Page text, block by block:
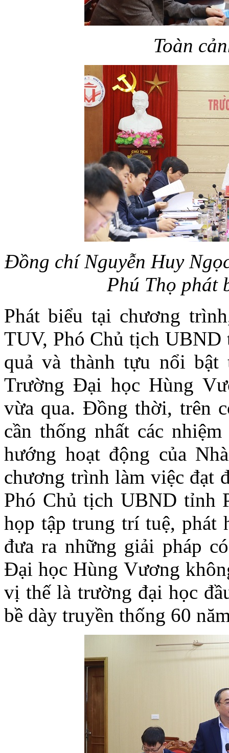
Toàn
Đồng chí Nguyễn Huy
Phú Thọ phát
Phát biểu tại chương
TUV, Phó Chủ tịch UBND
quả và thành tựu nổi bật
Trường Đại học Hùng
vừa qua. Đồng thời, trên
cần thống nhất các
hướng hoạt động của
chương trình làm việc đạt
Phó Chủ tịch UBND tỉnh
họp tập trung trí tuệ, phát
đưa ra những giải pháp
Đại học Hùng Vương
vị thế là trường đại học
bề dày truyền thống 60